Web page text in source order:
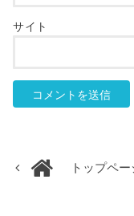
サイト
トップペ